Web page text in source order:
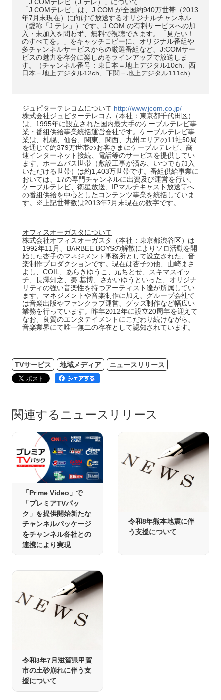
「J:COMテレビ（J:テレ）」について
「J:COMテレビ」は、J:COM が全国約940万世帯（2013
年7月末現在）に向けて放送するオリジナルチャンネル
（愛称「J:テレ」）です。J:COM の有料サービスへの加
入・未加入を問わず、無料で視聴できます。「見たい！
のすべてを。」をキャッチコピーに、オリジナル番組や
多チャンネルサービスからの厳選番組など、J:COMサー
ビスの魅力を存分に楽しめるラインアップで放送しま
す。（チャンネル番号：東日本＝地上デジタル10ch、西
日本＝地上デジタル12ch、下関＝地上デジタル111ch）
ジュピターテレコムについて http://www.jcom.co.jp/
株式会社ジュピターテレコム（本社：東京都千代田区）
は、1995年に設立された国内最大手のケーブルテレビ事
業・番組供給事業統括運営会社です。ケーブルテレビ事
業は、札幌、仙台、関東、関西、九州エリアの11社50局
を通じて約379万世帯のお客さまにケーブルテレビ、高
速インターネット接続、電話等のサービスを提供してい
ます。ホームパス世帯（敷設工事が済み、いつでも加入
いただける世帯）は約1,403万世帯です。番組供給事業に
おいては、17の専門チャンネルに出資及び運営を行い、
ケーブルテレビ、衛星放送、IPマルチキャスト放送等へ
の番組供給を中心としたコンテンツ事業を統括していま
す。※上記世帯数は2013年7月末現在の数字です。
オフィスオーガスタについて
株式会社オフィスオーガスタ（本社：東京都渋谷区）は
1992年11月、BARBEE BOYSの解散によりソロ活動を開
始した杏子のマネジメント事務所として設立された、音
楽制作プロダクションです。現在は杏子の他、山崎まさ
よし、COIL、あらきゆうこ、元ちとせ、スキマスイッ
チ、長澤知之、秦 基博、さかいゆうといった、オリジナ
リティの強い音楽性を持つアーティスト達が所属してい
ます。マネジメントや音楽制作に加え、グループ会社で
は音楽出版やファンクラブ運営、グッズ制作など幅広い
業務を行っています。昨年2012年に設立20周年を迎えて
なお、良質のエンタテイメントにこだわり続けながら、
音楽業界にて唯一無二の存在として認知されています。
TVサービス 地域メディア ニュースリリース
関連するニュースリリース
「Prime Video」で
「プレミアTVパッ
ク」を提供開始新たな
チャンネルパッケージ
をチャンネル各社との
連携により実現
令和8年熊本地震に伴
う支援について
令和8年7月滋賀県甲賀
市の土砂崩れに伴う支
援について